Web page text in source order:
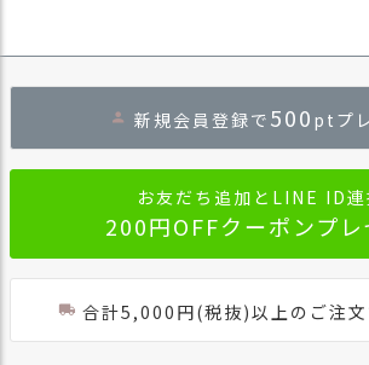
新規会員登録で 500 ptプ
お友だち追加とLINE ID連
200円OFFクーポンプレ
合計5,000円(税抜)以上のご注文